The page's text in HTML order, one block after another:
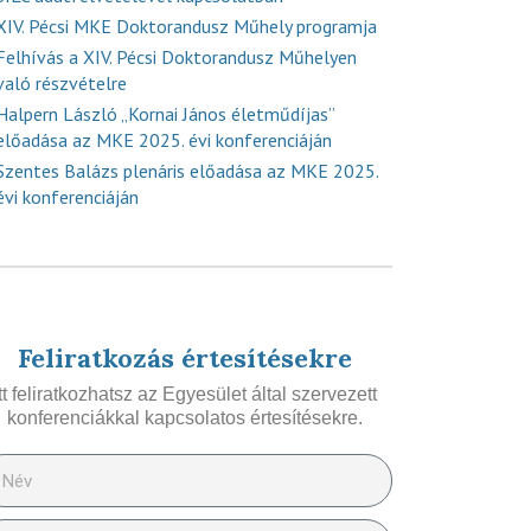
Pécsi MKE Doktorandusz Műhely programja
a XIV. Pécsi Doktorandusz Műhelyen
részvételre
László „Kornai János életműdíjas”
az MKE 2025. évi konferenciáján
Balázs plenáris előadása az MKE 2025.
konferenciáján
Feliratkozás értesítésekre
feliratkozhatsz az Egyesület által szervezett
konferenciákkal kapcsolatos értesítésekre.